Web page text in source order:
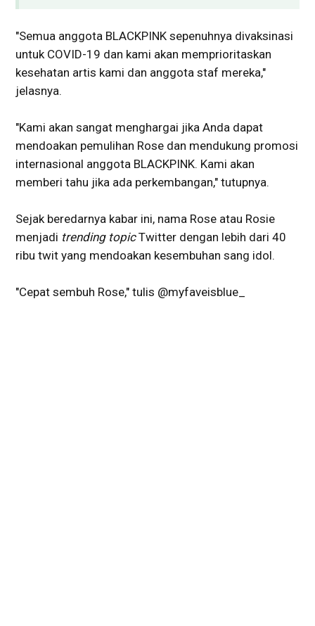
"Semua anggota BLACKPINK sepenuhnya divaksinasi
untuk COVID-19 dan kami akan memprioritaskan
kesehatan artis kami dan anggota staf mereka,"
jelasnya.
"Kami akan sangat menghargai jika Anda dapat
mendoakan pemulihan Rose dan mendukung promosi
internasional anggota BLACKPINK. Kami akan
memberi tahu jika ada perkembangan," tutupnya.
Sejak beredarnya kabar ini, nama Rose atau Rosie
menjadi trending topicTwitter dengan lebih dari 40
ribu twit yang mendoakan kesembuhan sang idol.
"Cepat sembuh Rose," tulis @myfaveisblue_